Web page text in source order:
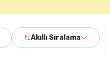
Akıllı Sıralama